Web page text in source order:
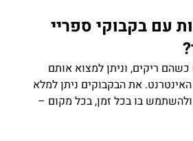
עם בקבוקי ספריי
ריקים, וניתן למצוא אותם
האינטרנט. את הבקבוקים ניתן למלא
בו בכל זמן, בכל מקום –